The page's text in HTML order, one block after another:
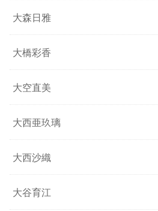
大森日雅
大橋彩香
大空直美
大西亜玖璃
大西沙織
大谷育江